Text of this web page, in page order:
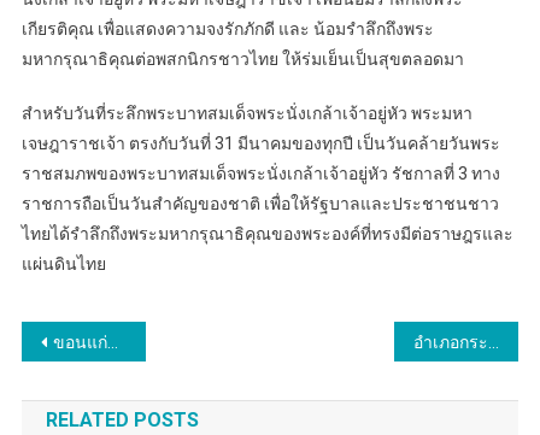
เกียรติคุณ เพื่อแสดงความจงรักภักดี และ น้อมรำลึกถึงพระ
มหากรุณาธิคุณต่อพสกนิกรชาวไทย ให้ร่มเย็นเป็นสุขตลอดมา
สำหรับวันที่ระลึกพระบาทสมเด็จพระนั่งเกล้าเจ้าอยู่หัว พระมหา
เจษฎาราชเจ้า ตรงกับวันที่ 31 มีนาคมของทุกปี เป็นวันคล้ายวันพระ
ราชสมภพของพระบาทสมเด็จพระนั่งเกล้าเจ้าอยู่หัว รัชกาลที่ 3 ทาง
ราชการถือเป็นวันสำคัญของชาติ เพื่อให้รัฐบาลและประชาชนชาว
ไทยได้รำลึกถึงพระมหากรุณาธิคุณของพระองค์ที่ทรงมีต่อราษฎรและ
แผ่นดินไทย
แนะแนว
เรื่อง
ขอนแก่น..ปลัดอำเภอกระนวน ร่วมประชุมคณะสงฆ์จังหวัดขอนแก่น ณ วัดจอมแจ้ง อำเภอกระนวน
RELATED POSTS